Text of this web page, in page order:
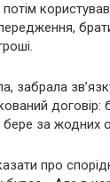
забрала
договір:
бере за жодних
про